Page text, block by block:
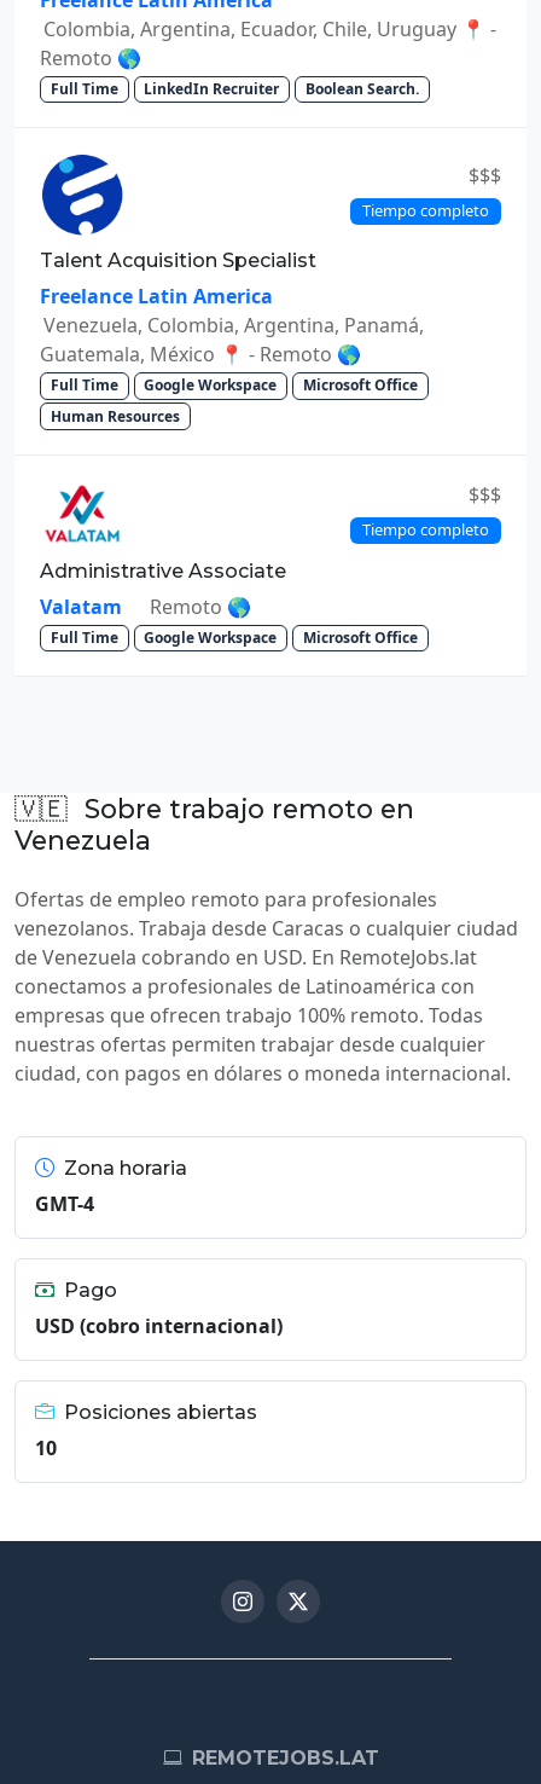
Colombia, Argentina, Ecuador, Chile, Uruguay 📍 -
Remoto 🌎
Full Time LinkedIn Recruiter Boolean Search.
$$$
Tiempo completo
Talent Acquisition Specialist
Freelance Latin America
Venezuela, Colombia, Argentina, Panamá,
Guatemala, México 📍 - Remoto 🌎
Full Time Google Workspace
Microsoft Office
Human Resources
$$$
Tiempo completo
Administrative Associate
Valatam Remoto 🌎
Full Time Google Workspace Microsoft Office
🇻🇪 Sobre trabajo remoto en
Venezuela
Ofertas de empleo remoto para profesionales
venezolanos. Trabaja desde Caracas o cualquier ciudad
de Venezuela cobrando en USD. En RemoteJobs.lat
conectamos a profesionales de Latinoamérica con
empresas que ofrecen trabajo 100% remoto. Todas
nuestras ofertas permiten trabajar desde cualquier
ciudad, con pagos en dólares o moneda internacional.
Zona horaria
GMT-4
Pago
USD (cobro internacional)
Posiciones abiertas
10
REMOTEJOBS.LAT